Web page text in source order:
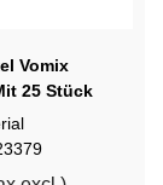
Vomix
25 Stück